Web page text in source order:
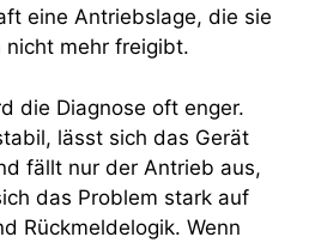
eine Antriebslage, die sie
nicht mehr freigibt.
die Diagnose oft enger.
lässt sich das Gerät
fällt nur der Antrieb aus,
das Problem stark auf
Rückmeldelogik. Wenn